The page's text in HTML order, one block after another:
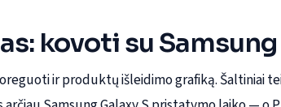
kovoti su
ir produktų išleidimo grafiką. Šaltiniai